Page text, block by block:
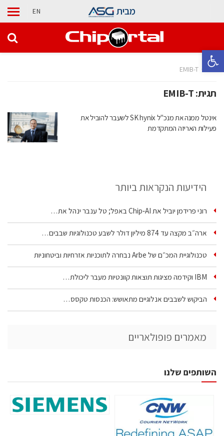
פתח סרגל נגישות
מבית EN
בית EMIB-T
תגית:EMIB-T
אינטל ממנה את מנכ"ל SK hynix לשעבר להוביל את
פעילות האריזה המתקדמת
הידיעות הנקראות ביותר
רוני פרידמן יוביל את Chip‑AI באפל; טל ענבר ינהל את…
ארה״ב מקצה עד 874 מיליון דולר לשבע טכנולוגיות שבבים…
טכנולוגיית המכ״ם של Arbe נבחרה לתוכניות אזרחיות וביטחוניות
IBM וקידמה מציגות תוצאות קוונטיות מעבר ליכולת…
הביקוש לשבבים אנלוגיים מתאושש: הכנסות טקסס…
מאמרים פופולאריים
השותפים שלנו